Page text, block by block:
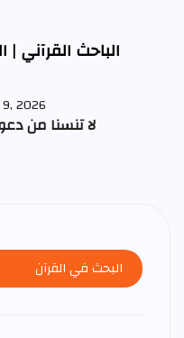
الباحث القرآني
9, 2026
لا تنسنا من